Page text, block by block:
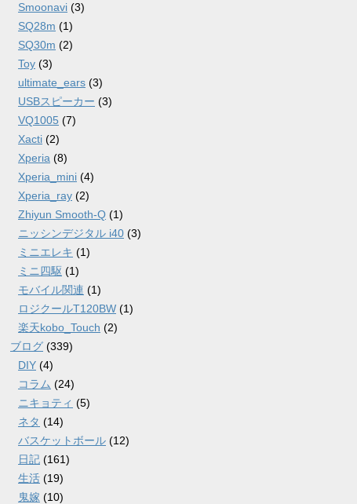
Smoonavi (3)
SQ28m (1)
SQ30m (2)
Toy (3)
ultimate_ears (3)
USBスピーカー (3)
VQ1005 (7)
Xacti (2)
Xperia (8)
Xperia_mini (4)
Xperia_ray (2)
Zhiyun Smooth-Q (1)
ニッシンデジタル i40 (3)
ミニエレキ (1)
ミニ四駆 (1)
モバイル関連 (1)
ロジクールT120BW (1)
楽天kobo_Touch (2)
ブログ (339)
DIY (4)
コラム (24)
ニキョティ (5)
ネタ (14)
バスケットボール (12)
日記 (161)
生活 (19)
鬼嫁 (10)